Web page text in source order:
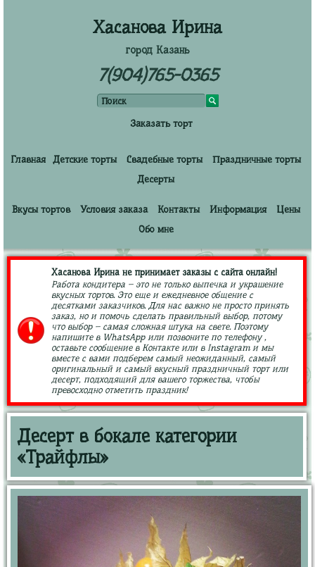
Хасанова Ирина
город Казань
7(904)765-0365
Заказать торт
Главная Детские торты Свадебные торты
Праздничные торты
Десерты
Вкусы тортов Условия заказа Контакты Информация
Цены
Обо мне
Хасанова Ирина не принимает заказы с сайта онлайн!
Работа кондитера – это не только выпечка и украшение
вкусных тортов. Это еще и ежедневное общение с
десятками заказчиков. Для нас важно не просто принять
заказ, но и помочь сделать правильный выбор, потому
что выбор – самая сложная штука на свете. Поэтому
напишите в WhatsApp или позвоните по телефону ,
оставьте сообщение в Контакте или в Instagram и мы
вместе с вами подберем самый неожиданный, самый
оригинальный и самый вкусный праздничный торт или
десерт, подходящий для вашего торжества, чтобы
превосходно отметить праздник!
Десерт в бокале категории
«Трайфлы»